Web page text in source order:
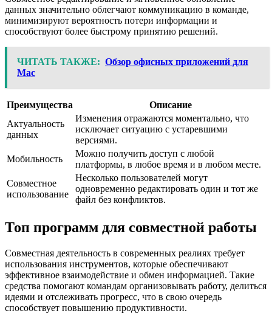
данных значительно облегчают коммуникацию в команде,
минимизируют вероятность потери информации и
способствуют более быстрому принятию решений.
ЧИТАТЬ ТАКЖЕ: Обзор офисных приложений для
Mac
Преимущества
Описание
Актуальность
данных
Изменения отражаются моментально, что
исключает ситуацию с устаревшими
версиями.
Мобильность
Можно получить доступ с любой
платформы, в любое время и в любом месте.
Совместное
использование
Несколько пользователей могут
одновременно редактировать один и тот же
файл без конфликтов.
Топ программ для совместной работы
Совместная деятельность в современных реалиях требует
использования инструментов, которые обеспечивают
эффективное взаимодействие и обмен информацией. Такие
средства помогают командам организовывать работу, делиться
идеями и отслеживать прогресс, что в свою очередь
способствует повышению продуктивности.